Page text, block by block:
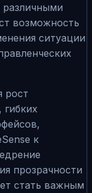
различными
возможность
ситуации
рост
к
прозрачности
стать важным